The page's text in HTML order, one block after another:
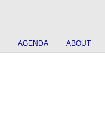
AGENDA ABOUT